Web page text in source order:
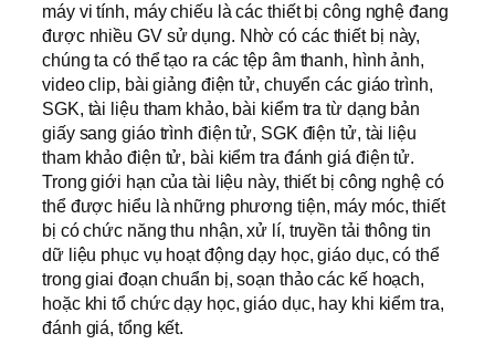
máy vi tính, máy chiếu là các thiết bị công nghệ đang
được nhiều GV sử dụng. Nhờ có các thiết bị này,
chúng ta có thể tạo ra các tệp âm thanh, hình ảnh,
video clip, bài giảng điện tử, chuyển các giáo trình,
SGK, tài liệu tham khảo, bài kiểm tra từ dạng bản
giấy sang giáo trình điện tử, SGK điện tử, tài liệu
tham khảo điện tử, bài kiểm tra đánh giá điện tử.
Trong giới hạn của tài liệu này, thiết bị công nghệ có
thể được hiểu là những phương tiện, máy móc, thiết
bị có chức năng thu nhận, xử lí, truyền tải thông tin
dữ liệu phục vụ hoạt động dạy học, giáo dục, có thể
trong giai đoạn chuẩn bị, soạn thảo các kế hoạch,
hoặc khi tổ chức dạy học, giáo dục, hay khi kiểm tra,
đánh giá, tổng kết.